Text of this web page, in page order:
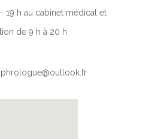
19 h au cabinet médical et
de 9 h à 20 h